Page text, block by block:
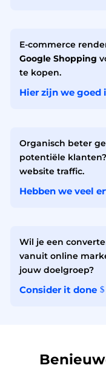
E-commerce
Google Shopping
te kopen.
Hier zijn we goed
Organisch beter
potentiële
website traffic.
Hebben we veel
Wil je een
vanuit online
jouw doelgroep?
Consider it done